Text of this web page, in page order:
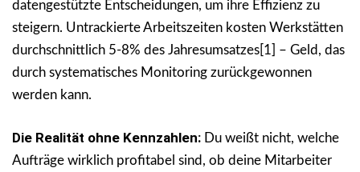
datengestützte Entscheidungen, um ihre Effizienz zu
steigern. Untrackierte Arbeitszeiten kosten Werkstätten
durchschnittlich 5-8% des Jahresumsatzes[1] – Geld, das
durch systematisches Monitoring zurückgewonnen
werden kann.
Die Realität ohne Kennzahlen: Du weißt nicht, welche
Aufträge wirklich profitabel sind, ob deine Mitarbeiter